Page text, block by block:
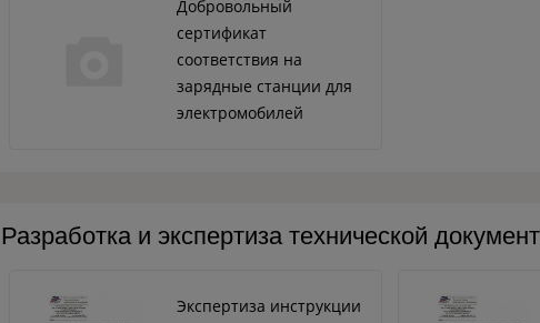
Добровольный
сертификат
соответствия на
зарядные станции для
электромобилей
Разработка и экспертиза технической
Экспертиза инструкции